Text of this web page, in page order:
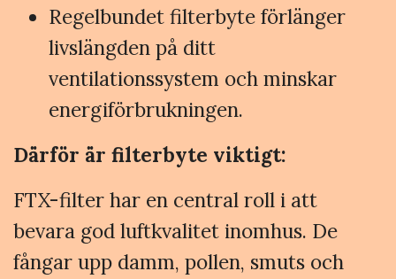
Regelbundet filterbyte förlänger
livslängden på ditt
ventilationssystem och minskar
energiförbrukningen.
Därför är filterbyte viktigt:
FTX-filter har en central roll i att
bevara god luftkvalitet inomhus. De
fångar upp damm, pollen, smuts och